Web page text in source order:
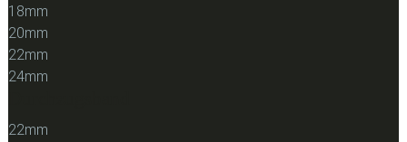
18mm
20mm
22mm
24mm
22mm